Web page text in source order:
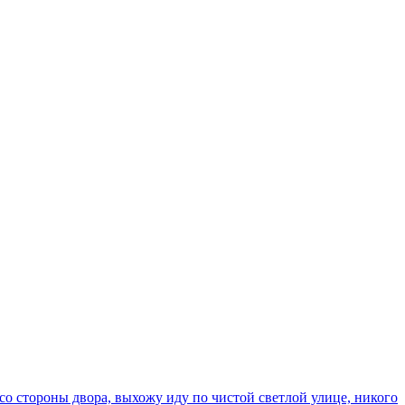
стороны двора, выхожу иду по чистой светлой улице, никого